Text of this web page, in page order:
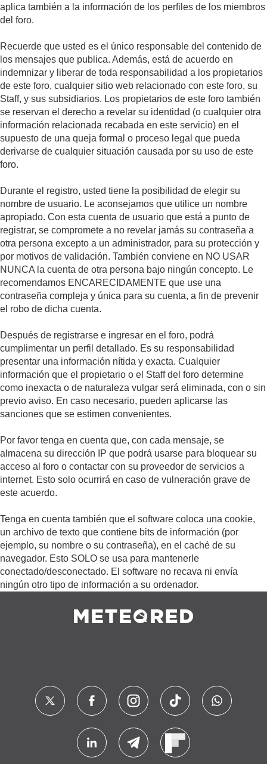
aplica también a la información de los perfiles de los miembros
del foro.
Recuerde que usted es el único responsable del contenido de
los mensajes que publica. Además, está de acuerdo en
indemnizar y liberar de toda responsabilidad a los propietarios
de este foro, cualquier sitio web relacionado con este foro, su
Staff, y sus subsidiarios. Los propietarios de este foro también
se reservan el derecho a revelar su identidad (o cualquier otra
información relacionada recabada en este servicio) en el
supuesto de una queja formal o proceso legal que pueda
derivarse de cualquier situación causada por su uso de este
foro.
Durante el registro, usted tiene la posibilidad de elegir su
nombre de usuario. Le aconsejamos que utilice un nombre
apropiado. Con esta cuenta de usuario que está a punto de
registrar, se compromete a no revelar jamás su contraseña a
otra persona excepto a un administrador, para su protección y
por motivos de validación. También conviene en NO USAR
NUNCA la cuenta de otra persona bajo ningún concepto. Le
recomendamos ENCARECIDAMENTE que use una
contraseña compleja y única para su cuenta, a fin de prevenir
el robo de dicha cuenta.
Después de registrarse e ingresar en el foro, podrá
cumplimentar un perfil detallado. Es su responsabilidad
presentar una información nítida y exacta. Cualquier
información que el propietario o el Staff del foro determine
como inexacta o de naturaleza vulgar será eliminada, con o sin
previo aviso. En caso necesario, pueden aplicarse las
sanciones que se estimen convenientes.
Por favor tenga en cuenta que, con cada mensaje, se
almacena su dirección IP que podrá usarse para bloquear su
acceso al foro o contactar con su proveedor de servicios a
internet. Esto solo ocurrirá en caso de vulneración grave de
este acuerdo.
Tenga en cuenta también que el software coloca una cookie,
un archivo de texto que contiene bits de información (por
ejemplo, su nombre o su contraseña), en el caché de su
navegador. Esto SOLO se usa para mantenerle
conectado/desconectado. El software no recava ni envía
ningún otro tipo de información a su ordenador.